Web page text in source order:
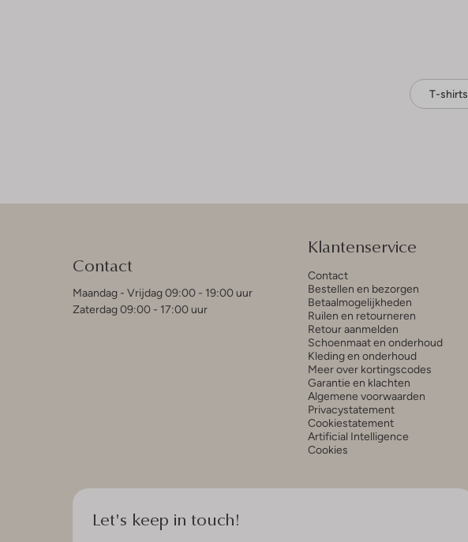
T-shirts
Contact
Maandag - Vrijdag 09:00 - 19:00 uur
Zaterdag 09:00 - 17:00 uur
Klantenservice
Contact
Bestellen en bezorgen
Betaalmogelijkheden
Ruilen en retourneren
Retour aanmelden
Schoenmaat en onderhoud
Kleding en onderhoud
Meer over kortingscodes
Garantie en klachten
Algemene voorwaarden
Privacystatement
Cookiestatement
Artificial Intelligence
Cookies
Let's keep in touch!